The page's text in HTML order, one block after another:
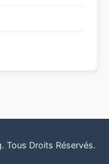
Tous Droits Réservés.